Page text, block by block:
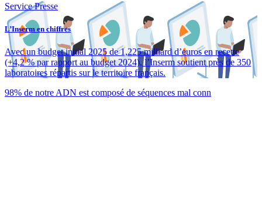
Service Presse
L’Inserm en chiffres
Avec un budget initial 2025 de 1,225 milliard d’euros en recette
(+4,2 % par rapport au budget 2024), l’Inserm soutient près de 350
laboratoires répartis sur le territoire français.
98% de notre ADN est composé de séquences mal conn